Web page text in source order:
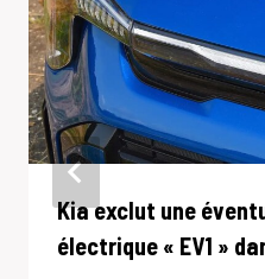
Kia exclut une
électrique « EV1 »